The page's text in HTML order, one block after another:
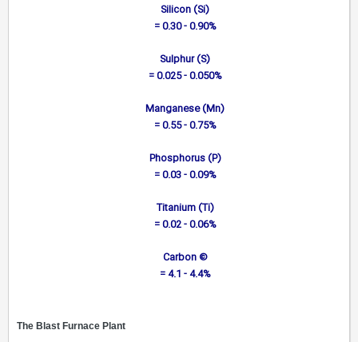
Silicon (Si)
= 0.30 - 0.90%
Sulphur (S)
= 0.025 - 0.050%
Manganese (Mn)
= 0.55 - 0.75%
Phosphorus (P)
= 0.03 - 0.09%
Titanium (Ti)
= 0.02 - 0.06%
Carbon ©
= 4.1 - 4.4%
The Blast Furnace Plant